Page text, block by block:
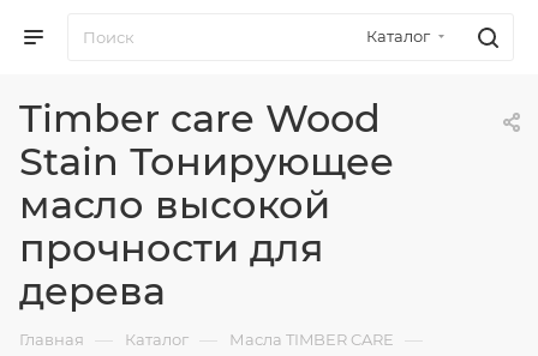
Каталог
Timber care Wood
Stain Тонирующее
масло высокой
прочности для
дерева
Главная — Каталог — Масла TIMBER CARE —